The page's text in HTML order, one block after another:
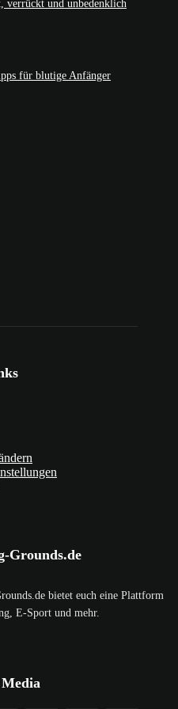
verrückt und unbedenklich
für blutige Anfänger
Grounds.de
bietet euch eine Plattform
E-Sport und mehr.